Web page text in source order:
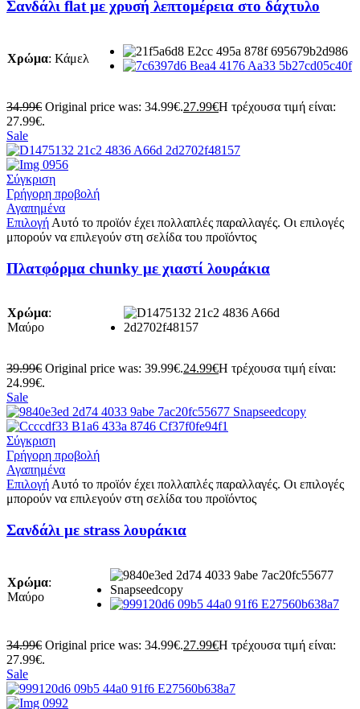
Σανδάλι flat με χρυσή λεπτομέρεια στο δάχτυλο
Χρώμα: Κάμελ
34.99€ Original price was: 34.99€.27.99€Η τρέχουσα τιμή είναι:
27.99€.
Sale
Σύγκριση
Γρήγορη προβολή
Αγαπημένα
Επιλογή Αυτό το προϊόν έχει πολλαπλές παραλλαγές. Οι επιλογές
μπορούν να επιλεγούν στη σελίδα του προϊόντος
Πλατφόρμα chunky με χιαστί λουράκια
Χρώμα:
Μαύρο
39.99€ Original price was: 39.99€.24.99€Η τρέχουσα τιμή είναι:
24.99€.
Sale
Σύγκριση
Γρήγορη προβολή
Αγαπημένα
Επιλογή Αυτό το προϊόν έχει πολλαπλές παραλλαγές. Οι επιλογές
μπορούν να επιλεγούν στη σελίδα του προϊόντος
Σανδάλι με strass λουράκια
Χρώμα:
Μαύρο
34.99€ Original price was: 34.99€.27.99€Η τρέχουσα τιμή είναι:
27.99€.
Sale